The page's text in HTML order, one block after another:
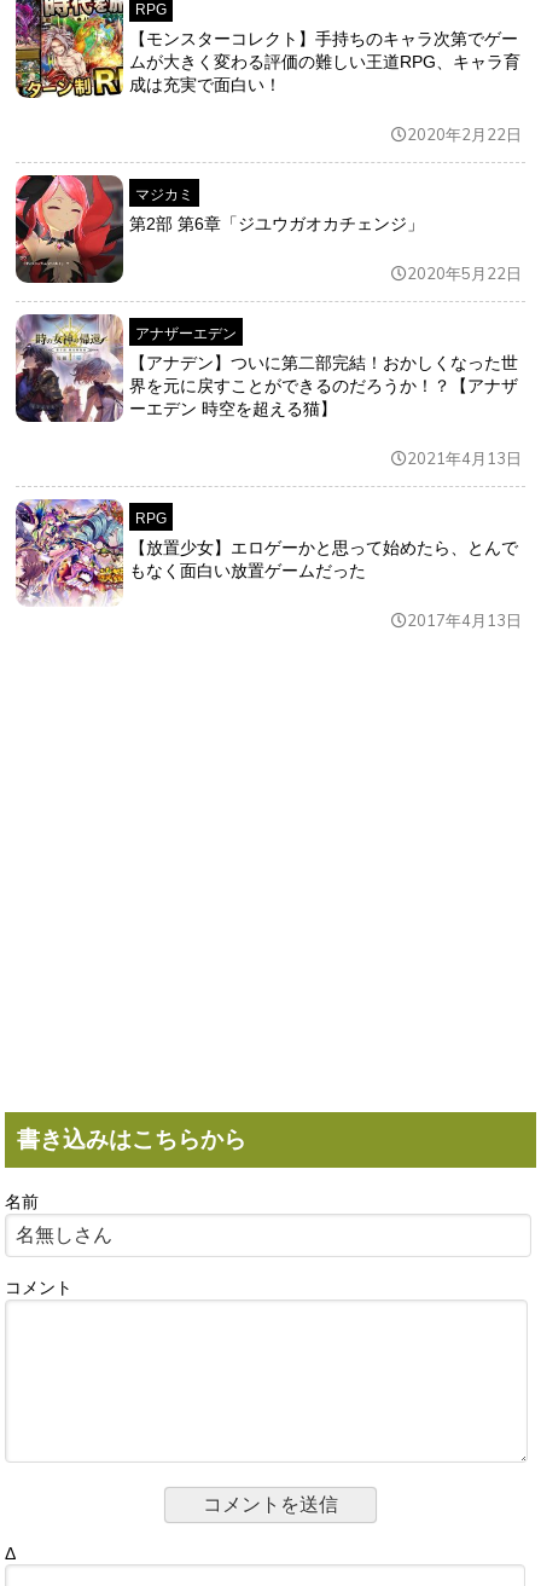
RPG
【モンスターコレクト】手持ちのキャラ次第でゲー
ムが大きく変わる評価の難しい王道RPG、キャラ育
成は充実で面白い！
2020年2月22日
マジカミ
第2部 第6章「ジユウガオカチェンジ」
2020年5月22日
アナザーエデン
【アナデン】ついに第二部完結！おかしくなった世
界を元に戻すことができるのだろうか！？【アナザ
ーエデン 時空を超える猫】
2021年4月13日
RPG
【放置少女】エロゲーかと思って始めたら、とんで
もなく面白い放置ゲームだった
2017年4月13日
書き込みはこちらから
名前
コメント
Δ